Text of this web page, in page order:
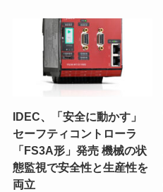
IDEC、「安全に動かす」
セーフティコントローラ
「FS3A形」発売 機械の状
態監視で安全性と生産性を
両立